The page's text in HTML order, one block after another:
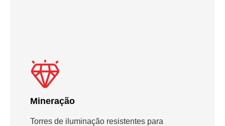
Mineração
Torres de iluminação resistentes para